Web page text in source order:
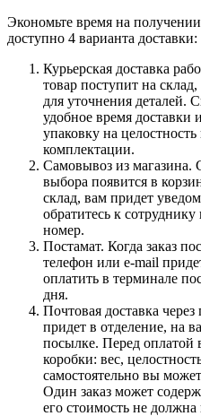
Экономьте время на
доступно 4 варианта доставки:
Курьерская доставка
товар поступит на
для уточнения деталей.
удобное время доставки
упаковку на
комплектации.
Самовывоз из магазина.
выбора появится в
склад, вам придет
обратитесь к
номер.
Постамат. Когда заказ
телефон или e-mail
оплатить в терминале
дня.
Почтовая доставка
придет в отделение, на
посылке. Перед оплатой
коробки: вес,
самостоятельно вы
Один заказ может
его стоимость не